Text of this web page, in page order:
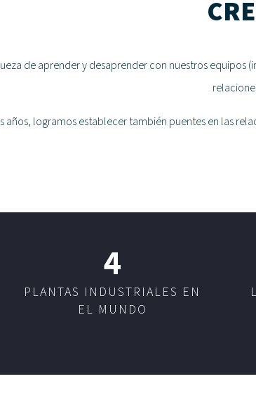
de aprender y desaprender con nuestros
años, logramos establecer también puentes en las
4
PLANTAS INDUSTRIALES EN
EL MUNDO